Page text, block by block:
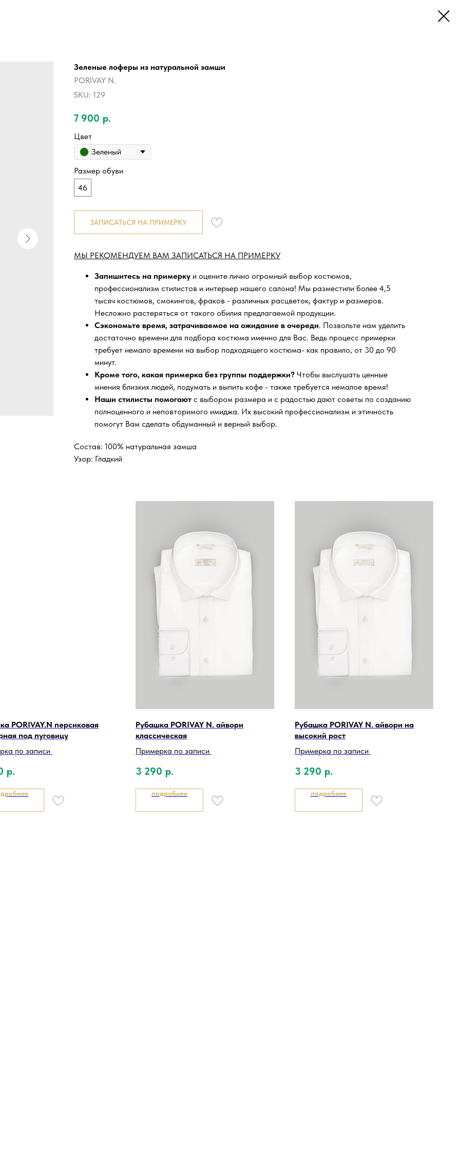
Зеленые лоферы из натуральной замши
PORIVAY N.
SKU: 129
7 900 р.
Цвет
Зеленый
Размер обуви
46
ЗАПИСАТЬСЯ НА ПРИМЕРКУ
МЫ РЕКОМЕНДУЕМ ВАМ ЗАПИСАТЬСЯ НА ПРИМЕРКУ
Запишитесь на примерку и оцените лично огромный выбор костюмов,
профессионализм стилистов и интерьер нашего салона! Мы разместили более 4,5
тысяч костюмов, смокингов, фраков - различных расцветок, фактур и размеров.
Несложно растеряться от такого обилия предлагаемой продукции.
Сэкономьте время, затрачиваемое на ожидание в очереди. Позвольте нам уделить
достаточно времени для подбора костюма именно для Вас. Ведь процесс примерки
требует немало времени на выбор подходящего костюма- как правило, от 30 до 90
минут.
Кроме того, какая примерка без группы поддержки? Чтобы выслушать ценные
мнения близких людей, подумать и выпить кофе - также требуется немалое время!
Наши стилисты помогают с выбором размера и с радостью дают советы по созданию
полноценного и неповторимого имиджа. Их высокий профессионализм и этичность
помогут Вам сделать обдуманный и верный выбор.
Состав: 100% натуральная замша
Узор: Гладкий
PORIVAY.N персиковая
под пуговицу
по записи
р.
Рубашка PORIVAY N. айвори
классическая
Примерка по записи
3 290 р.
подробнее
Рубашка PORIVAY N. айвори на
высокий рост
Примерка по записи
3 290 р.
подробнее